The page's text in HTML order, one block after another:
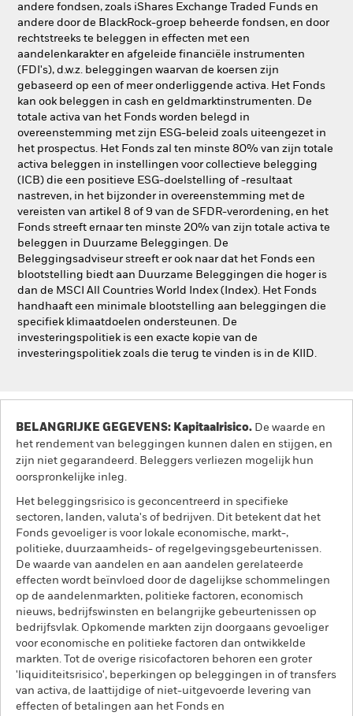
andere fondsen, zoals iShares Exchange Traded Funds en
andere door de BlackRock-groep beheerde fondsen, en door
rechtstreeks te beleggen in effecten met een
aandelenkarakter en afgeleide financiële instrumenten
(FDI's), d.w.z. beleggingen waarvan de koersen zijn
gebaseerd op een of meer onderliggende activa. Het Fonds
kan ook beleggen in cash en geldmarktinstrumenten. De
totale activa van het Fonds worden belegd in
overeenstemming met zijn ESG-beleid zoals uiteengezet in
het prospectus. Het Fonds zal ten minste 80% van zijn totale
activa beleggen in instellingen voor collectieve belegging
(ICB) die een positieve ESG-doelstelling of -resultaat
nastreven, in het bijzonder in overeenstemming met de
vereisten van artikel 8 of 9 van de SFDR-verordening, en het
Fonds streeft ernaar ten minste 20% van zijn totale activa te
beleggen in Duurzame Beleggingen. De
Beleggingsadviseur streeft er ook naar dat het Fonds een
blootstelling biedt aan Duurzame Beleggingen die hoger is
dan de MSCI All Countries World Index (Index). Het Fonds
handhaaft een minimale blootstelling aan beleggingen die
specifiek klimaatdoelen ondersteunen. De
investeringspolitiek is een exacte kopie van de
investeringspolitiek zoals die terug te vinden is in de KIID.
BELANGRIJKE GEGEVENS: Kapitaalrisico. De waarde en
het rendement van beleggingen kunnen dalen en stijgen, en
zijn niet gegarandeerd. Beleggers verliezen mogelijk hun
oorspronkelijke inleg.
Het beleggingsrisico is geconcentreerd in specifieke
sectoren, landen, valuta's of bedrijven. Dit betekent dat het
Fonds gevoeliger is voor lokale economische, markt-,
politieke, duurzaamheids- of regelgevingsgebeurtenissen.
De waarde van aandelen en aan aandelen gerelateerde
effecten wordt beïnvloed door de dagelijkse schommelingen
op de aandelenmarkten, politieke factoren, economisch
nieuws, bedrijfswinsten en belangrijke gebeurtenissen op
bedrijfsvlak. Opkomende markten zijn doorgaans gevoeliger
voor economische en politieke factoren dan ontwikkelde
markten. Tot de overige risicofactoren behoren een groter
'liquiditeitsrisico', beperkingen op beleggingen in of transfers
van activa, de laattijdige of niet-uitgevoerde levering van
effecten of betalingen aan het Fonds en